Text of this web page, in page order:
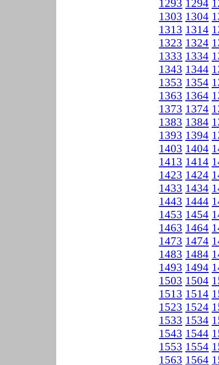
1293 1294
1303 1304
1313 1314
1323 1324
1333 1334
1343 1344
1353 1354
1363 1364
1373 1374
1383 1384
1393 1394
1403 1404
1413 1414
1423 1424
1433 1434
1443 1444
1453 1454
1463 1464
1473 1474
1483 1484
1493 1494
1503 1504
1513 1514
1523 1524
1533 1534
1543 1544
1553 1554
1563 1564